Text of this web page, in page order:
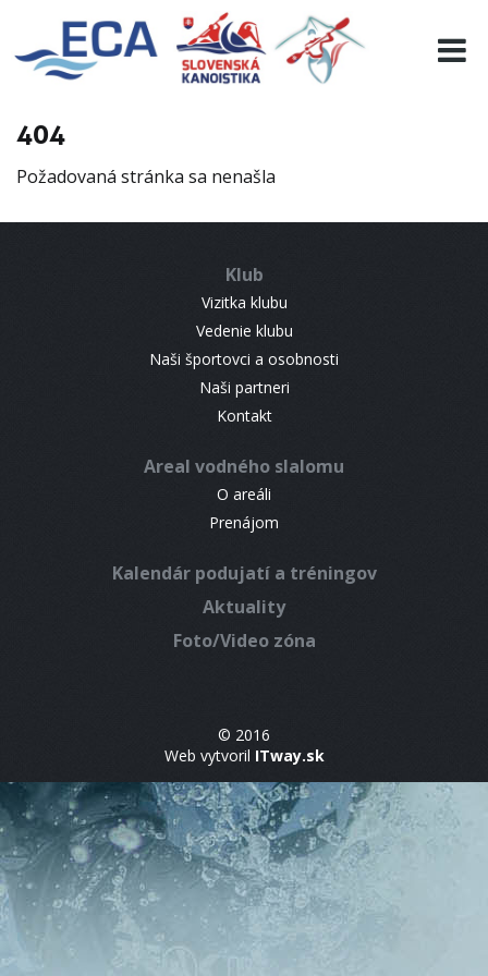
404
Požadovaná stránka sa nenašla
Klub
Vizitka klubu
Vedenie klubu
Naši športovci a osobnosti
Naši partneri
Kontakt
Areal vodného slalomu
O areáli
Prenájom
Kalendár podujatí a tréningov
Aktuality
Foto/Video zóna
© 2016
Web vytvoril ITway.sk
EURO 19
INFO
RESULTS
CONTACT